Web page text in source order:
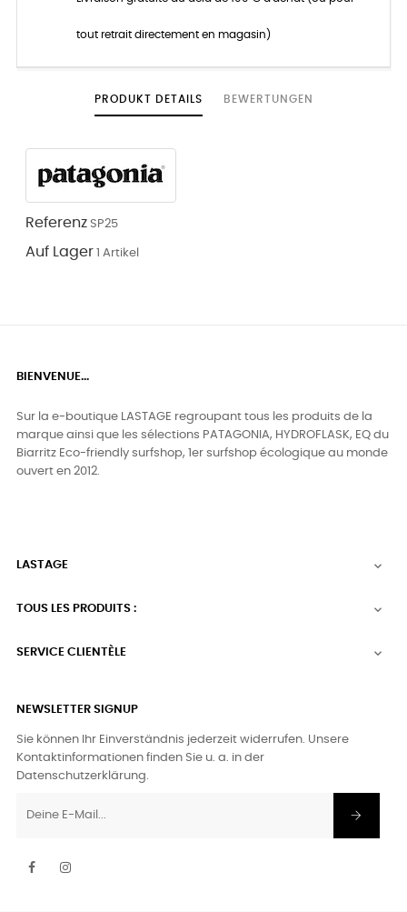
tout retrait directement en magasin)
PRODUKT DETAILS BEWERTUNGEN
Referenz SP25
Auf Lager 1 Artikel
BIENVENUE...
Sur la e-boutique LASTAGE regroupant tous les produits de la
marque ainsi que les sélections PATAGONIA, HYDROFLASK, EQ du
Biarritz Eco-friendly surfshop, 1er surfshop écologique au monde
ouvert en 2012.
LASTAGE 
TOUS LES PRODUITS : 
SERVICE CLIENTÈLE 
NEWSLETTER SIGNUP
Sie können Ihr Einverständnis jederzeit widerrufen. Unsere
Kontaktinformationen finden Sie u. a. in der
Datenschutzerklärung.
Facebook